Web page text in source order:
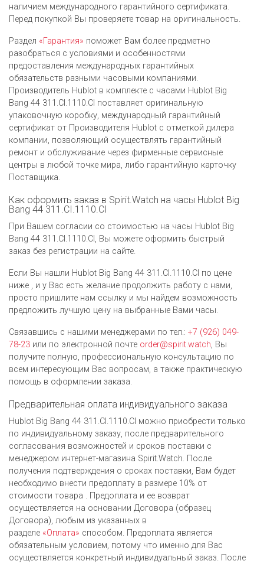
наличием международного гарантийного сертификата.
Перед покупкой Вы проверяете товар на оригинальность.
Раздел «Гарантия» поможет Вам более предметно
разобраться с условиями и особенностями
предоставления международных гарантийных
обязательств разными часовыми компаниями.
Производитель Hublot в комплекте с часами Hublot Big
Bang 44 311.CI.1110.CI поставляет оригинальную
упаковочную коробку, международный гарантийный
сертификат от Производителя Hublot c отметкой дилера
компании, позволяющий осуществлять гарантийный
ремонт и обслуживание через фирменные сервисные
центры в любой точке мира, либо гарантийную карточку
Поставщика.
Как оформить заказ в Spirit.Watch на часы Hublot Big
Bang 44 311.CI.1110.CI
При Вашем согласии со стоимостью на часы Hublot Big
Bang 44 311.CI.1110.CI, Вы можете оформить быстрый
заказ без регистрации на сайте.
Если Вы нашли Hublot Big Bang 44 311.CI.1110.CI по цене
ниже , и у Вас есть желание продолжить работу с нами,
просто пришлите нам ссылку и мы найдем возможность
предложить лучшую цену на выбранные Вами часы.
Связавшись с нашими менеджерами по тел.: +7 (926) 049-
78-23 или по электронной почте order@spirit.watch, Вы
получите полную, профессиональную консультацию по
всем интересующим Вас вопросам, а также практическую
помощь в оформлении заказа.
Предварительная оплата индивидуального заказа
Hublot Big Bang 44 311.CI.1110.CI можно приобрести только
по индивидуальному заказу, после предварительного
согласования возможностей и сроков поставки с
менеджером интернет-магазина Spirit.Watch. После
получения подтверждения о сроках поставки, Вам будет
необходимо внести предоплату в размере 10% от
стоимости товара . Предоплата и ее возврат
осуществляется на основании Договора (образец
Договора), любым из указанных в
разделе «Оплата» способом. Предоплата является
обязательным условием, потому что именно для Вас
осуществляется конкретный индивидуальный заказ. После